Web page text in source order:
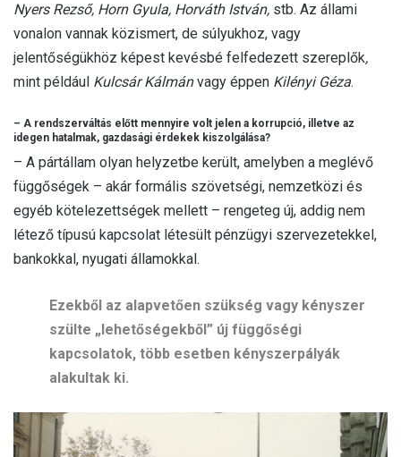
Nyers Rezső, Horn Gyula, Horváth István, stb. Az állami
vonalon vannak közismert, de súlyukhoz, vagy
jelentőségükhöz képest kevésbé felfedezett szereplők,
mint például Kulcsár Kálmánvagy éppen Kilényi Géza.
– A rendszerváltás előtt mennyire volt jelen a korrupció, illetve az
idegen hatalmak, gazdasági érdekek kiszolgálása?
– A pártállam olyan helyzetbe került, amelyben a meglévő
függőségek – akár formális szövetségi, nemzetközi és
egyéb kötelezettségek mellett – rengeteg új, addig nem
létező típusú kapcsolat létesült pénzügyi szervezetekkel,
bankokkal, nyugati államokkal.
Ezekből az alapvetően szükség vagy kényszer
szülte „lehetőségekből” új függőségi
kapcsolatok, több esetben kényszerpályák
alakultak ki.